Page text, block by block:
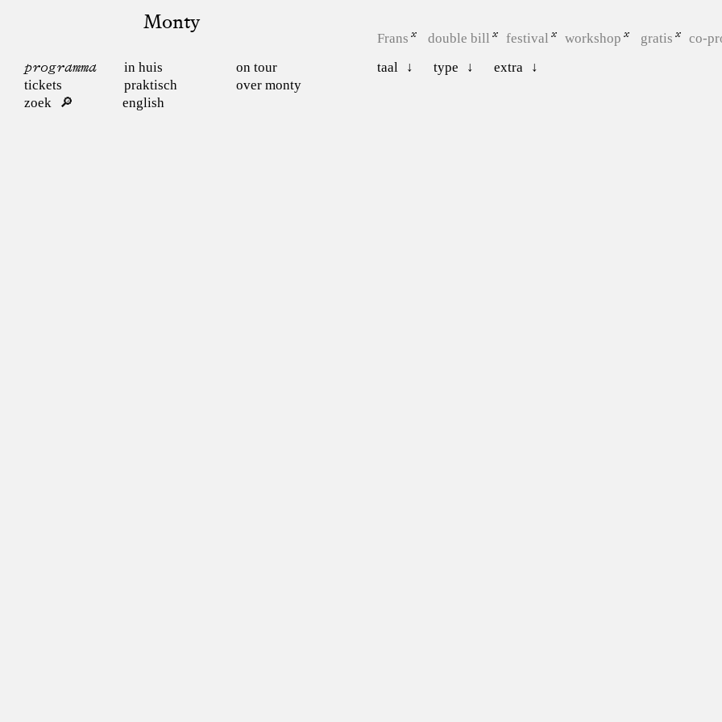
Monty
programma in huis
on tour
tickets
praktisch
over monty
zoek
english
Frans double bill festival workshop gratis
co-
taal
type extra